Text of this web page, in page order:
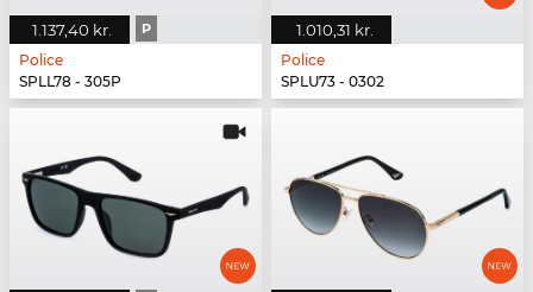
1.137,40 kr. P
Police
SPLL78 - 305P
1.010,31 kr.
Police
SPLU73 - 0302